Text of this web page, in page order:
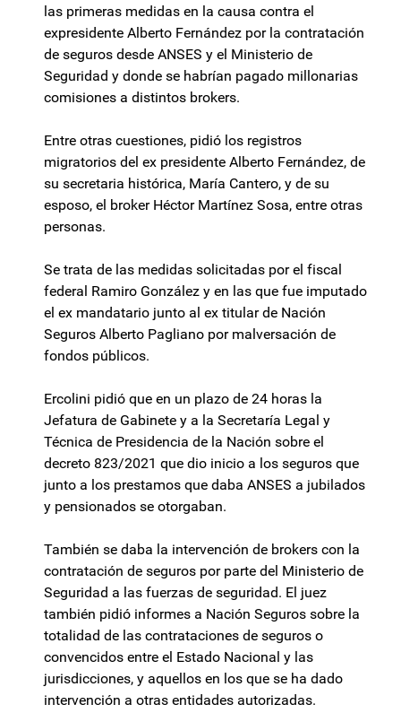
las primeras medidas en la causa contra el
expresidente Alberto Fernández por la contratación
de seguros desde ANSES y el Ministerio de
Seguridad y donde se habrían pagado millonarias
comisiones a distintos brokers.
Entre otras cuestiones, pidió los registros
migratorios del ex presidente Alberto Fernández, de
su secretaria histórica, María Cantero, y de su
esposo, el broker Héctor Martínez Sosa, entre otras
personas.
Se trata de las medidas solicitadas por el fiscal
federal Ramiro González y en las que fue imputado
el ex mandatario junto al ex titular de Nación
Seguros Alberto Pagliano por malversación de
fondos públicos.
Ercolini pidió que en un plazo de 24 horas la
Jefatura de Gabinete y a la Secretaría Legal y
Técnica de Presidencia de la Nación sobre el
decreto 823/2021 que dio inicio a los seguros que
junto a los prestamos que daba ANSES a jubilados
y pensionados se otorgaban.
También se daba la intervención de brokers con la
contratación de seguros por parte del Ministerio de
Seguridad a las fuerzas de seguridad. El juez
también pidió informes a Nación Seguros sobre la
totalidad de las contrataciones de seguros o
convencidos entre el Estado Nacional y las
jurisdicciones, y aquellos en los que se ha dado
intervención a otras entidades autorizadas.